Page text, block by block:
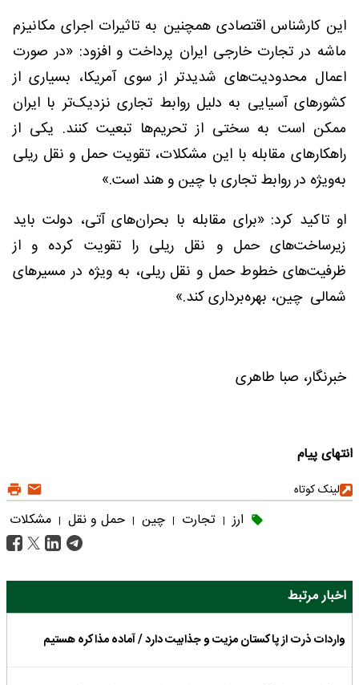
این کارشناس اقتصادی همچنین به تاثیرات اجرای مکانیزم
ماشه در تجارت خارجی ایران پرداخت و افزود: «در صورت
اعمال محدودیت‌های شدیدتر از سوی آمریکا، بسیاری از
کشورهای آسیایی به دلیل روابط تجاری نزدیک‌تر با ایران
ممکن است به سختی از تحریم‌ها تبعیت کنند. یکی از
راهکارهای مقابله با این مشکلات، تقویت حمل و نقل ریلی
به‌ویژه در روابط تجاری با چین و هند است.»
او تاکید کرد: «برای مقابله با بحران‌های آتی، دولت باید
زیرساخت‌های حمل و نقل ریلی را تقویت کرده و از
ظرفیت‌های خطوط حمل و نقل ریلی، به ویژه در مسیرهای
شمالی چین، بهره‌برداری کند.»
خبرنگار، صبا طاهری
انتهای پیام
لینک کوتاه
ارز | تجارت | چین | حمل و نقل | مشکلات
اخبار مرتبط
واردات ذرت از پاکستان مزیت و جذابیت دارد / آماده مذاکره هستیم